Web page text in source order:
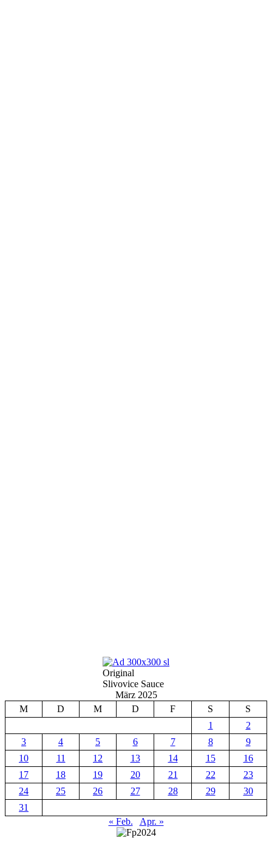
Original
Slivovice Sauce
März 2025
M
D M D F S
S
1
2
3
4 5 6 7 8
9
10
11 12 13 14 15
16
17
18 19 20 21 22
23
24
25 26 27 28 29
30
31
« Feb.
Apr. »